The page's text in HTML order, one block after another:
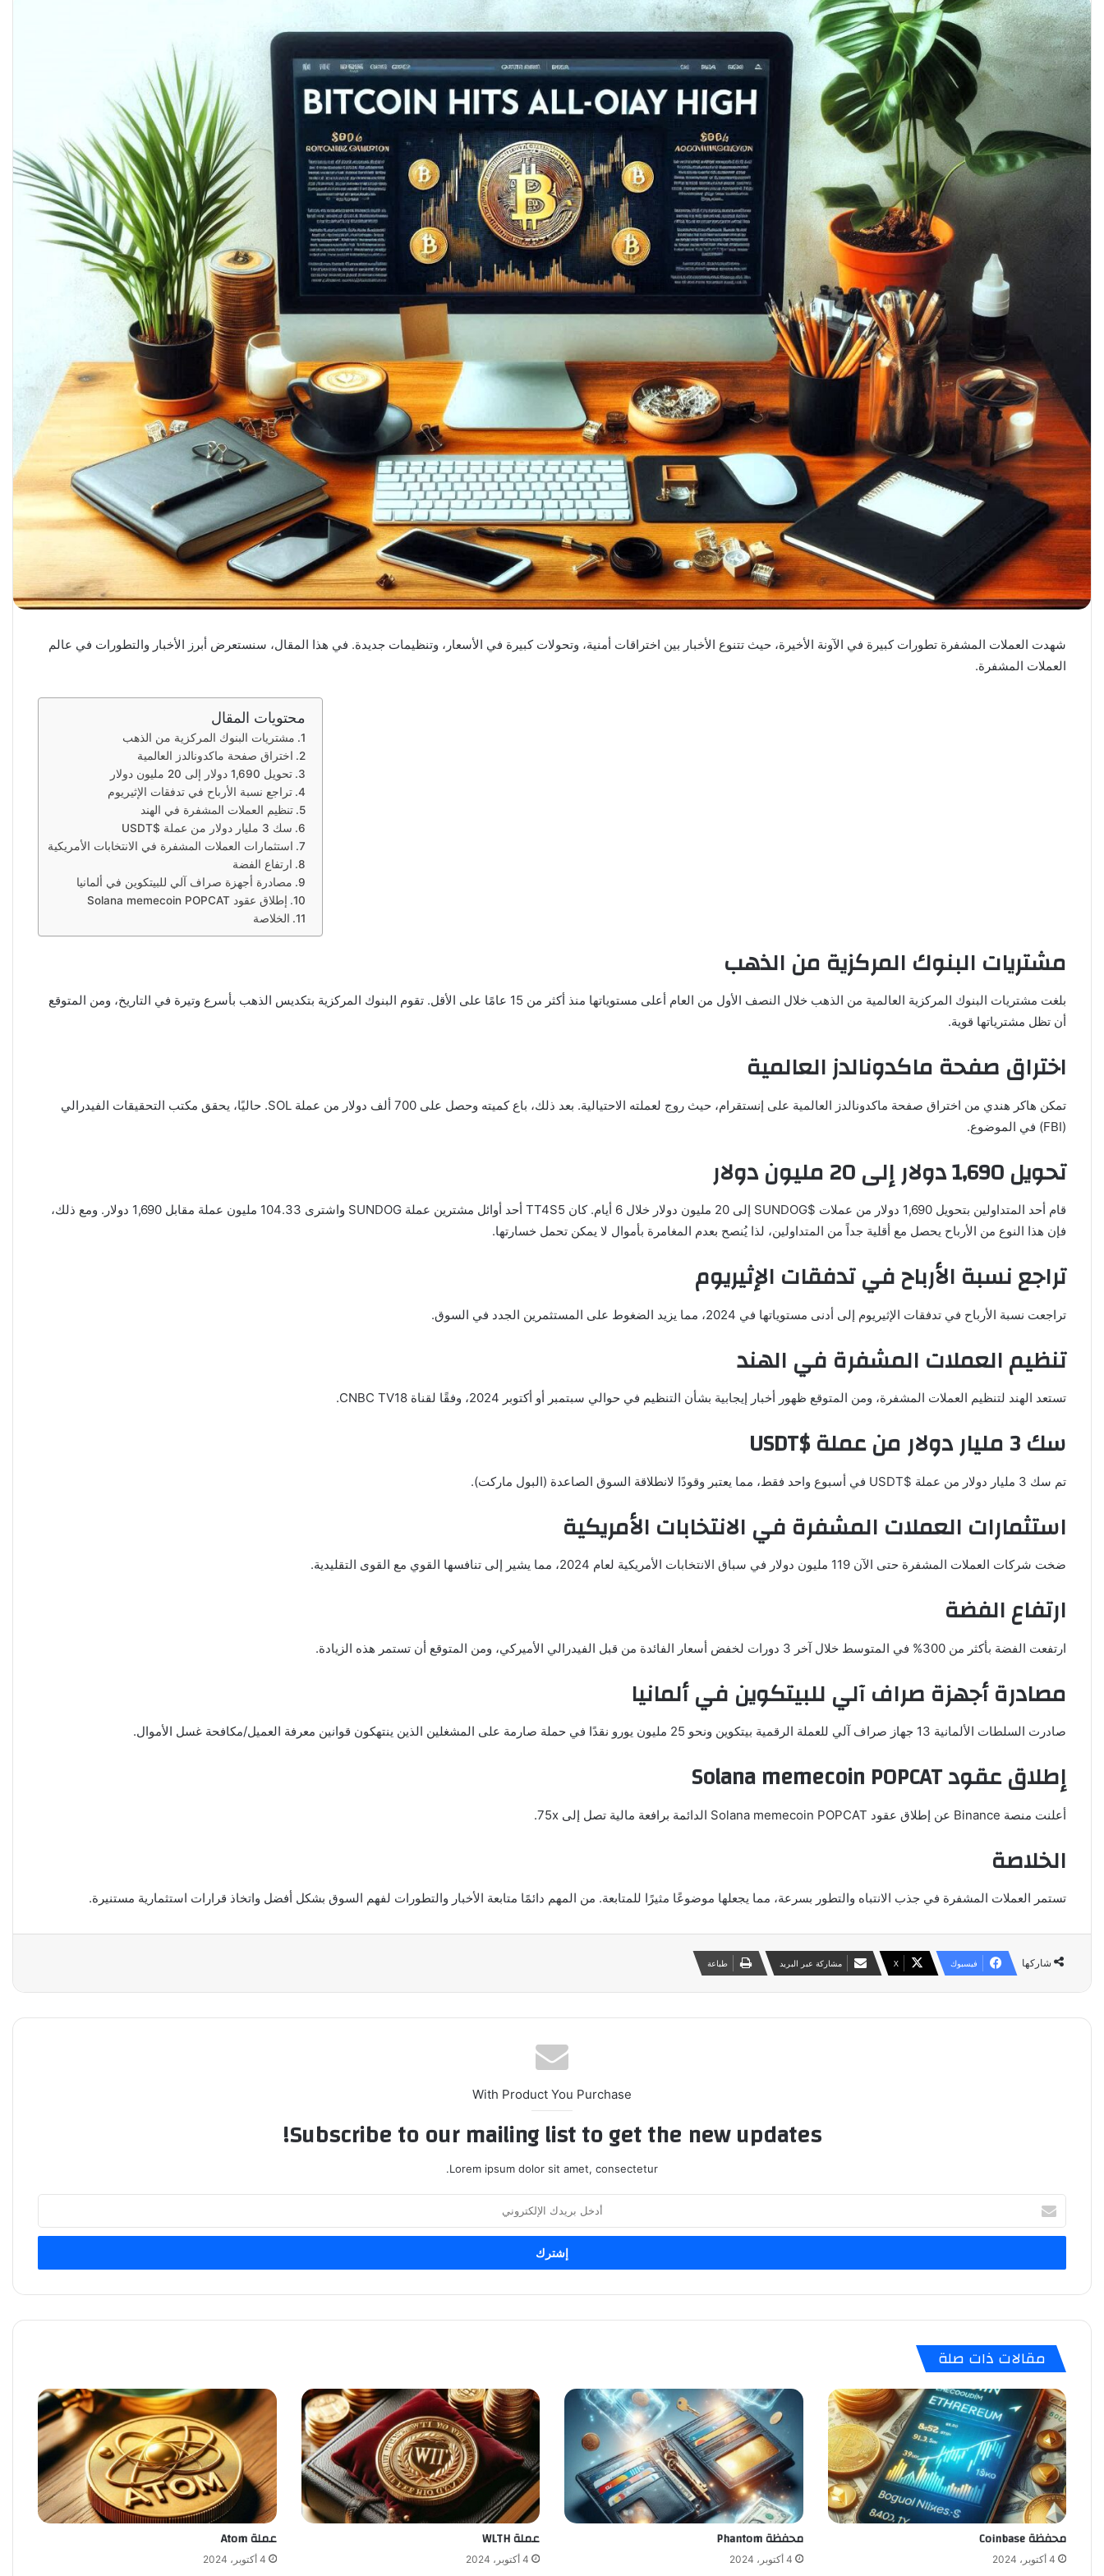
شهدت العملات المشفرة تطورات كبيرة في الآونة الأخيرة، حيث تتنوع الأخبار بين اختراقات أمنية، وتحولات كبيرة في الأسعار، وتنظيمات جديدة. في هذا المقال، سنستعرض أبرز الأخبار والتطورات في عالم
العملات المشفرة.
محتويات المقال
مشتريات البنوك المركزية من الذهب
اختراق صفحة ماكدونالدز العالمية
تحويل 1,690 دولار إلى 20 مليون دولار
تراجع نسبة الأرباح في تدفقات الإثيريوم
تنظيم العملات المشفرة في الهند
سك 3 مليار دولار من عملة $USDT
استثمارات العملات المشفرة في الانتخابات الأمريكية
ارتفاع الفضة
مصادرة أجهزة صراف آلي للبيتكوين في ألمانيا
إطلاق عقود Solana memecoin POPCAT
الخلاصة
مشتريات البنوك المركزية من الذهب
بلغت مشتريات البنوك المركزية العالمية من الذهب خلال النصف الأول من العام أعلى مستوياتها منذ أكثر من 15 عامًا على الأقل. تقوم البنوك المركزية بتكديس الذهب بأسرع وتيرة في التاريخ، ومن المتوقع
أن تظل مشترياتها قوية.
اختراق صفحة ماكدونالدز العالمية
تمكن هاكر هندي من اختراق صفحة ماكدونالدز العالمية على إنستقرام، حيث روج لعملته الاحتيالية. بعد ذلك، باع كميته وحصل على 700 ألف دولار من عملة SOL. حاليًا، يحقق مكتب التحقيقات الفيدرالي
(FBI) في الموضوع.
تحويل 1,690 دولار إلى 20 مليون دولار
قام أحد المتداولين بتحويل 1,690 دولار من عملات $SUNDOG إلى 20 مليون دولار خلال 6 أيام. كان TT4S5 أحد أوائل مشترين عملة SUNDOG واشترى 104.33 مليون عملة مقابل 1,690 دولار. ومع ذلك،
فإن هذا النوع من الأرباح يحصل مع أقلية جداً من المتداولين، لذا يُنصح بعدم المغامرة بأموال لا يمكن تحمل خسارتها.
تراجع نسبة الأرباح في تدفقات الإثيريوم
تراجعت نسبة الأرباح في تدفقات الإثيريوم إلى أدنى مستوياتها في 2024، مما يزيد الضغوط على المستثمرين الجدد في السوق.
تنظيم العملات المشفرة في الهند
تستعد الهند لتنظيم العملات المشفرة، ومن المتوقع ظهور أخبار إيجابية بشأن التنظيم في حوالي سبتمبر أو أكتوبر 2024، وفقًا لقناة CNBC TV18.
سك 3 مليار دولار من عملة $USDT
تم سك 3 مليار دولار من عملة $USDT في أسبوع واحد فقط، مما يعتبر وقودًا لانطلاقة السوق الصاعدة (البول ماركت).
استثمارات العملات المشفرة في الانتخابات الأمريكية
ضخت شركات العملات المشفرة حتى الآن 119 مليون دولار في سباق الانتخابات الأمريكية لعام 2024، مما يشير إلى تنافسها القوي مع القوى التقليدية.
ارتفاع الفضة
ارتفعت الفضة بأكثر من 300% في المتوسط خلال آخر 3 دورات لخفض أسعار الفائدة من قبل الفيدرالي الأميركي، ومن المتوقع أن تستمر هذه الزيادة.
مصادرة أجهزة صراف آلي للبيتكوين في ألمانيا
صادرت السلطات الألمانية 13 جهاز صراف آلي للعملة الرقمية بيتكوين ونحو 25 مليون يورو نقدًا في حملة صارمة على المشغلين الذين ينتهكون قوانين معرفة العميل/مكافحة غسل الأموال.
إطلاق عقود Solana memecoin POPCAT
أعلنت منصة Binance عن إطلاق عقود Solana memecoin POPCAT الدائمة برافعة مالية تصل إلى 75x.
الخلاصة
تستمر العملات المشفرة في جذب الانتباه والتطور بسرعة، مما يجعلها موضوعًا مثيرًا للمتابعة. من المهم دائمًا متابعة الأخبار والتطورات لفهم السوق بشكل أفضل واتخاذ قرارات استثمارية مستنيرة.
شاركها فيسبوك ‫X مشاركة عبر البريد طباعة
With Product You Purchase
Subscribe to our mailing list to get the new updates!
Lorem ipsum dolor sit amet, consectetur.
بريدك
الإلكتروني
مقالات ذات صلة
محفظة Coinbase
4 أكتوبر، 2024
محفظة Phantom
4 أكتوبر، 2024
عملة WLTH
4 أكتوبر، 2024
عملة Atom
4 أكتوبر، 2024